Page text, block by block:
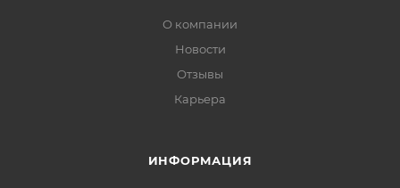
О компании
Новости
Отзывы
Карьера
ИНФОРМАЦИЯ